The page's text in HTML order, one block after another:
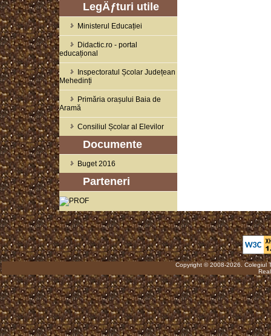
LegÄƒturi utile
Ministerul Educației
Didactic.ro - portal
educațional
Inspectoratul Școlar Județean
Mehedinți
Primăria orașului Baia de
Aramă
Consiliul Școlar al Elevilor
Documente
Buget 2016
Parteneri
Copyright © 2008-2026. Colegiul